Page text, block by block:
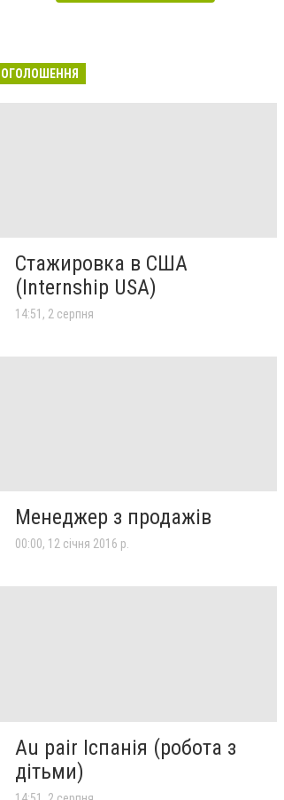
ОГОЛОШЕННЯ
Стажировка в США
(Internship USA)
14:51, 2 серпня
Менеджер з продажів
00:00, 12 січня 2016 р.
Au pair Іспанія (робота з
дітьми)